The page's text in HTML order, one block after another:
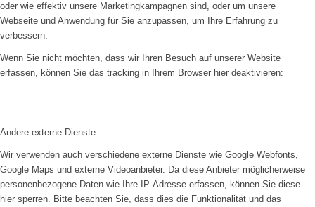
oder wie effektiv unsere Marketingkampagnen sind, oder um unsere
Webseite und Anwendung für Sie anzupassen, um Ihre Erfahrung zu
verbessern.
Wenn Sie nicht möchten, dass wir Ihren Besuch auf unserer Website
erfassen, können Sie das tracking in Ihrem Browser hier deaktivieren:
Andere externe Dienste
Wir verwenden auch verschiedene externe Dienste wie Google Webfonts,
Google Maps und externe Videoanbieter. Da diese Anbieter möglicherweise
personenbezogene Daten wie Ihre IP-Adresse erfassen, können Sie diese
hier sperren. Bitte beachten Sie, dass dies die Funktionalität und das